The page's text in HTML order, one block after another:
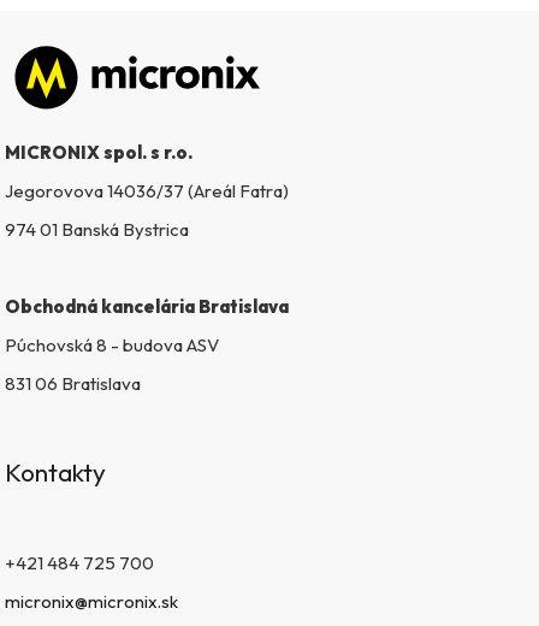
Zápätie
MICRONIX spol. s r.o.
Jegorovova 14036/37 (Areál Fatra)
974 01 Banská Bystrica
Obchodná kancelária Bratislava
Púchovská 8 - budova ASV
831 06 Bratislava
Kontakty
+421 484 725 700
micronix@micronix.sk